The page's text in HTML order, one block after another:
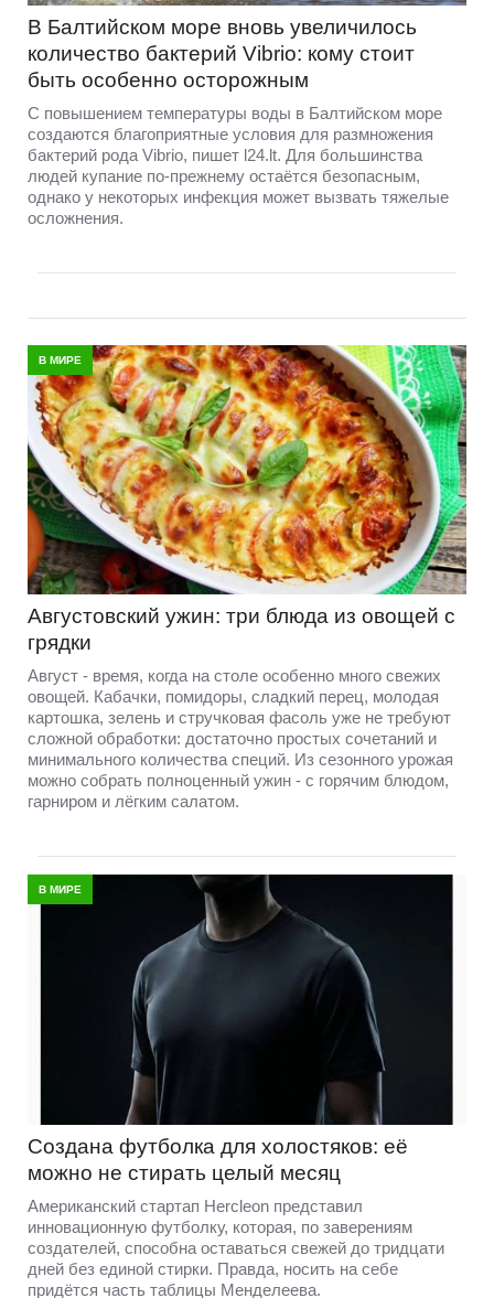
В Балтийском море вновь увеличилось
количество бактерий Vibrio: кому стоит
быть особенно осторожным
С повышением температуры воды в Балтийском море
создаются благоприятные условия для размножения
бактерий рода Vibrio, пишет l24.lt. Для большинства
людей купание по-прежнему остаётся безопасным,
однако у некоторых инфекция может вызвать тяжелые
осложнения.
В МИРЕ
Августовский ужин: три блюда из овощей с
грядки
Август - время, когда на столе особенно много свежих
овощей. Кабачки, помидоры, сладкий перец, молодая
картошка, зелень и стручковая фасоль уже не требуют
сложной обработки: достаточно простых сочетаний и
минимального количества специй. Из сезонного урожая
можно собрать полноценный ужин - с горячим блюдом,
гарниром и лёгким салатом.
В МИРЕ
Создана футболка для холостяков: её
можно не стирать целый месяц
Американский стартап Hercleon представил
инновационную футболку, которая, по заверениям
создателей, способна оставаться свежей до тридцати
дней без единой стирки. Правда, носить на себе
придётся часть таблицы Менделеева.